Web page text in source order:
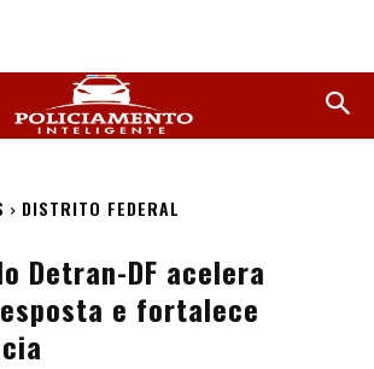
DISTRITO FEDERAL
Detran-DF acelera
e fortalece